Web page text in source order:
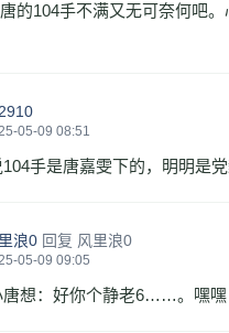
的104手不满又无可奈何吧
05-09 08:51
手是唐嘉雯下的，明明是党
浪0 回复 风里浪0
05-09 09:05
唐想：好你个静老6……。嘿嘿